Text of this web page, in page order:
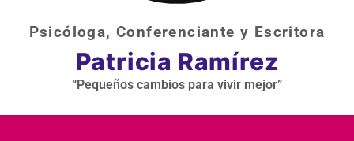
Psicóloga, Conferenciante y Escritora
Patricia Ramírez
“Pequeños cambios para vivir mejor”